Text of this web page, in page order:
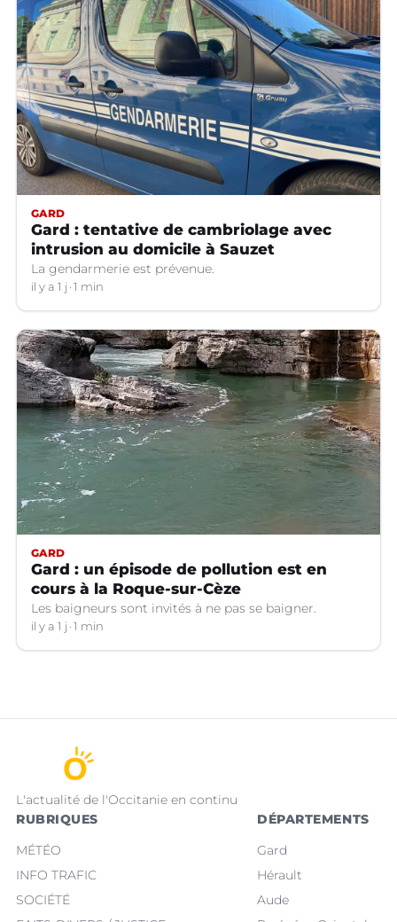
GARD
Gard : tentative de cambriolage avec
intrusion au domicile à Sauzet
La gendarmerie est prévenue.
il y a 1 j 1 min
GARD
Gard : un épisode de pollution est en
cours à la Roque-sur-Cèze
Les baigneurs sont invités à ne pas se baigner.
il y a 1 j 1 min
L'actualité de l'Occitanie en continu
RUBRIQUES
MÉTÉO
INFO TRAFIC
SOCIÉTÉ
DÉPARTEMENTS
Gard
Hérault
Aude